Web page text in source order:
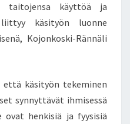
T
K
taitojensa käyttöä ja
liittyy käsityön luonne
Kojonkoski-Rännäli
että käsityön tekeminen
synnyttävät ihmisessä
ovat henkisiä ja fyysisiä